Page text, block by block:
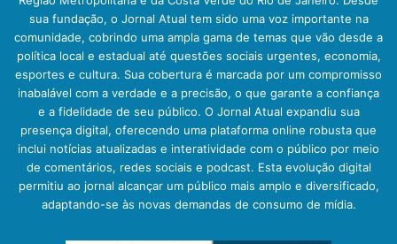
sua fundação, o Jornal Atual tem sido uma voz importante na
comunidade, cobrindo uma ampla gama de temas que vão desde a
política local e estadual até questões sociais urgentes, economia,
esportes e cultura. Sua cobertura é marcada por um compromisso
inabalável com a verdade e a precisão, o que garante a confiança
e a fidelidade de seu público. O Jornal Atual expandiu sua
presença digital, oferecendo uma plataforma online robusta que
inclui notícias atualizadas e interatividade com o público por meio
de comentários, redes sociais e podcast. Esta evolução digital
permitiu ao jornal alcançar um público mais amplo e diversificado,
adaptando-se às novas demandas de consumo de mídia.